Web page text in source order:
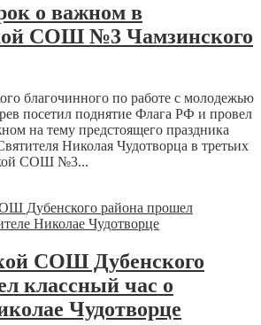
о важном в
СОШ №3 Чамзинского
благочинного по работе с молодежью
посетил поднятие Флага РФ и провел
на тему предстоящего праздника
Николая Чудотворца в третьих
СОШ №3...
СОШ Дубенского
классный час о
Чудотворце